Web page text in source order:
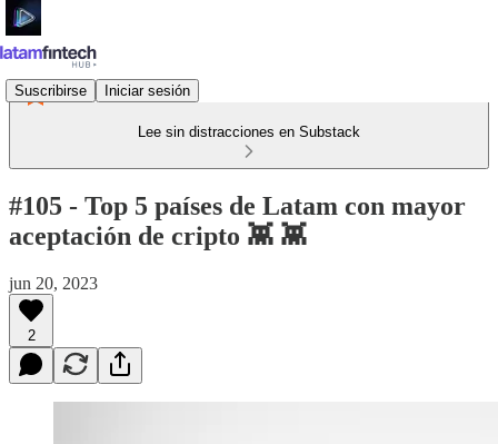
Suscribirse Iniciar sesión
Lee sin distracciones en Substack
#105 - Top 5 países de Latam con mayor
aceptación de cripto 👾 👾
jun 20, 2023
2